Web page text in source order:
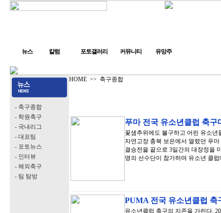
뉴스 칼럼 포토갤러리 커뮤니티 유망주
- 축구종합
- 학원축구
- 국내리그
- 대표팀
- 포토뉴스
- 인터뷰
- 해외축구
- 팀 탐방
HOME >> 축구종합
푸마 전국 유소년클럽 축
꽃샘추위에도 불구하고 어린 유소
자연고장 충북 보은에서 열렸던 푸
결승전을 끝으로 3일간의 대장정을
명의 선수단이 참가하며 유소년 클
PUMA 전국 유소년클럽
유소년클럽 축구의 지존을 가린다.